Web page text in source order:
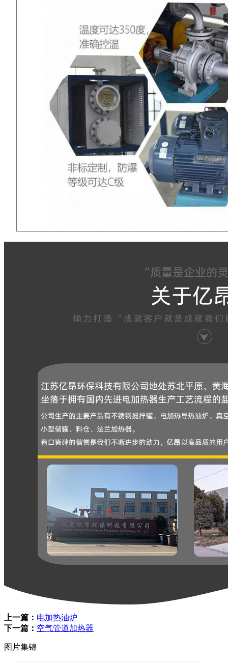
上一篇： 电加热油炉
下一篇： 空气管道加热器
图片集锦